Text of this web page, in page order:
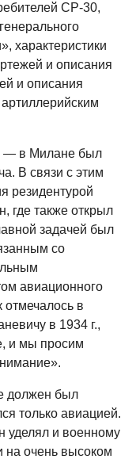
СР-30,
характеристики
и описания
и описания
— в Милане был
В связи с этим
резидентурой
где также открыл
задачей был
со
авиационного
отмечалось в
в 1934 г.,
и мы просим
должен был
только авиацией.
уделял и военному
на очень высоком